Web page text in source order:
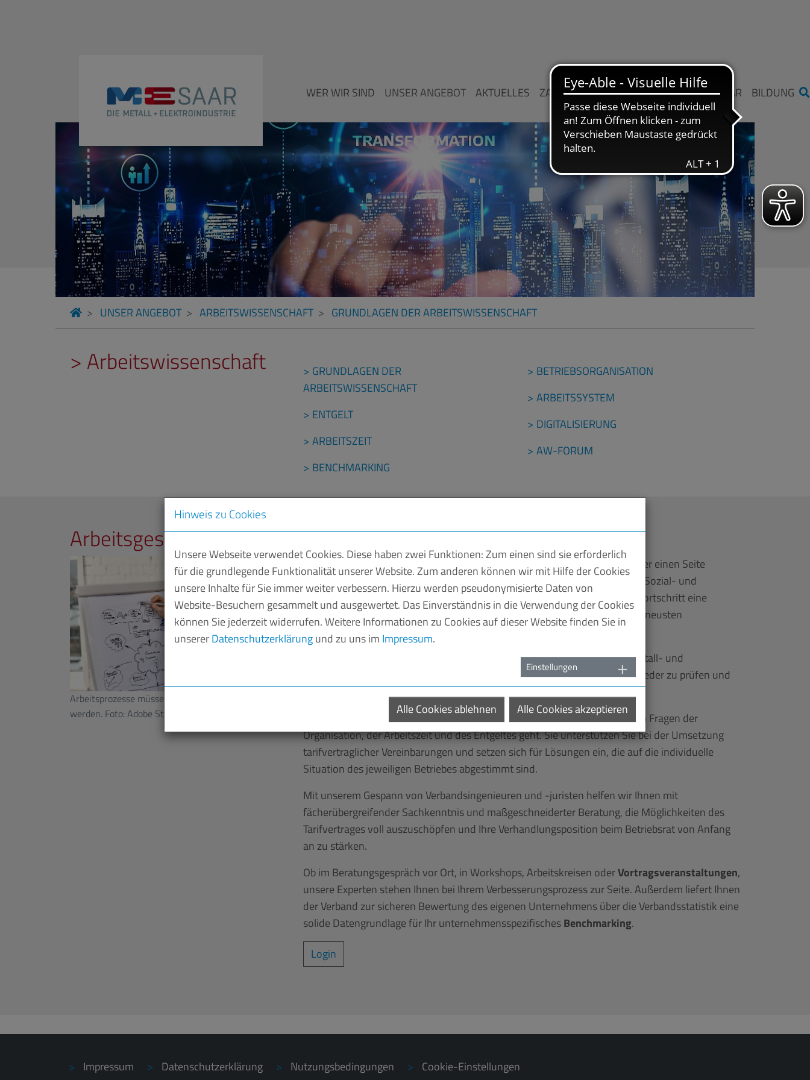
WER WIR SIND UNSER ANGEBOT AKTUELLES ZAHLEN UND FAKTEN STIFTUNG ME SAAR BILDUNG
UNSER ANGEBOT ARBEITSWISSENSCHAFT GRUNDLAGEN DER ARBEITSWISSENSCHAFT
> Arbeitswissenschaft
GRUNDLAGEN DER
ARBEITSWISSENSCHAFT
ENTGELT
ARBEITSZEIT
BENCHMARKING
BETRIEBSORGANISATION
ARBEITSSYSTEM
DIGITALISIERUNG
AW-FORUM
Arbeitsgestaltung und Betriebsorganisation
Arbeitsprozesse müssen immer neu gestaltet
werden. Foto: Adobe Stock/Lev Dogachov
Unternehmen stehen heutzutage unter ständigen Anpassungsdruck. Auf der einen Seite
müssen sie ständig neue Gesetze und Verordnungen des Arbeits-, Steuer-, Sozial- und
Wirtschaftsrechts beachten, auf der anderen Seite fordert der technische Fortschritt eine
permanente Überprüfung der Geschäftsmodelle. Dabei sind regelmäßig die neusten
arbeitswissenschaftlichen Erkenntnisse zu berücksichtigen.
Hinzu kommt der internationale Wettbewerb, der die Unternehmen der Metall- und
Elektroindustrie zwingt, ihre Arbeits- und Produktionsstrukturen immer wieder zu prüfen und
zu modernisieren.
Unsere erfahrenen Verbandsingenieure stehen Ihnen zur Seite, wenn es um Fragen der
Organisation, der Arbeitszeit und des Entgeltes geht. Sie unterstützen Sie bei der Umsetzung
tarifvertraglicher Vereinbarungen und setzen sich für Lösungen ein, die auf die individuelle
Situation des jeweiligen Betriebes abgestimmt sind.
Mit unserem Gespann von Verbandsingenieuren und -juristen helfen wir Ihnen mit
fächerübergreifender Sachkenntnis und maßgeschneiderter Beratung, die Möglichkeiten des
Tarifvertrages voll auszuschöpfen und Ihre Verhandlungsposition beim Betriebsrat von Anfang
an zu stärken.
Ob im Beratungsgespräch vor Ort, in Workshops, Arbeitskreisen oderVortragsveranstaltungen,
unsere Experten stehen Ihnen bei Ihrem Verbesserungsprozess zur Seite. Außerdem liefert Ihnen
der Verband zur sicheren Bewertung des eigenen Unternehmens über die Verbandsstatistik eine
solide Datengrundlage für Ihr unternehmensspezifischesBenchmarking.
Login
Impressum Datenschutzerklärung Nutzungsbedingungen Cookie-Einstellungen
Hinweis zu Cookies
Unsere Webseite verwendet Cookies. Diese haben zwei Funktionen: Zum einen sind sie erforderlich
für die grundlegende Funktionalität unserer Website. Zum anderen können wir mit Hilfe der Cookies
unsere Inhalte für Sie immer weiter verbessern. Hierzu werden pseudonymisierte Daten von
Website-Besuchern gesammelt und ausgewertet. Das Einverständnis in die Verwendung der Cookies
können Sie jederzeit widerrufen. Weitere Informationen zu Cookies auf dieser Website finden Sie in
unsererDatenschutzerklärungund zu uns im Impressum.
Einstellungen
Alle Cookies ablehnen Alle Cookies akzeptieren